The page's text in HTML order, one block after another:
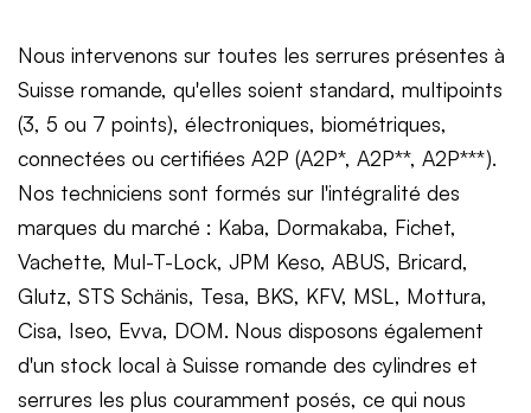
Nous intervenons sur toutes les serrures présentes à
Suisse romande, qu'elles soient standard, multipoints
(3, 5 ou 7 points), électroniques, biométriques,
connectées ou certifiées A2P (A2P*, A2P**, A2P***).
Nos techniciens sont formés sur l'intégralité des
marques du marché : Kaba, Dormakaba, Fichet,
Vachette, Mul-T-Lock, JPM Keso, ABUS, Bricard,
Glutz, STS Schänis, Tesa, BKS, KFV, MSL, Mottura,
Cisa, Iseo, Evva, DOM. Nous disposons également
d'un stock local à Suisse romande des cylindres et
serrures les plus couramment posés, ce qui nous